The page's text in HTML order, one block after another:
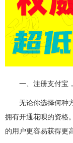
一、注册支付宝
无论你选择何种
拥有开通花呗的资格
的用户更容易获得更